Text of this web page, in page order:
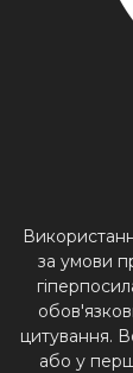
за умови
цитування.
або у